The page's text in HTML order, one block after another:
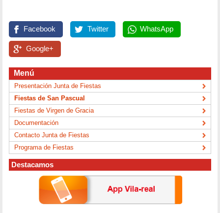
Facebook Twitter WhatsApp
Google+
Menú
Presentación Junta de Fiestas
Fiestas de San Pascual
Fiestas de Virgen de Gracia
Documentación
Contacto Junta de Fiestas
Programa de Fiestas
Destacamos